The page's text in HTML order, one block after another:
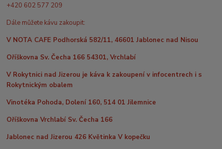
+420 602 577 209
Dále můžete kávu zakoupit:
V NOTA CAFE Podhorská 582/11, 46601 Jablonec nad Nisou
Oříškovna Sv. Čecha 166 54301, Vrchlabí
V Rokytnici nad Jizerou je káva k zakoupení v infocentrech i s
Rokytnickým obalem
Vinotéka Pohoda, Dolení 160, 514 01 Jilemnice
Oříškovna Vrchlabí Sv. Čecha 166
Jablonec nad Jizerou 426 Květinka V kopečku